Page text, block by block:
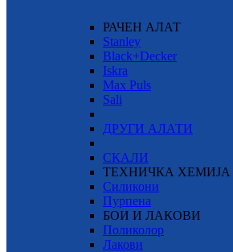
РАЧЕН АЛАТ
Stanley
Black+Decker
Iskra
Max Puls
Sali
ДРУГИ АЛАТИ
СКАЛИ
ТЕХНИЧКА ХЕМИЈА
Силикони
Пурпена
БОИ И ЛАКОВИ
Поликолор
Лакови